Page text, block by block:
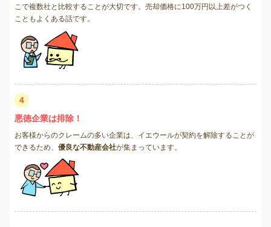
こで複数社と比較することが大切です。売却価格に100万円以上差がつく
こともよくある話です。
4
悪徳企業は排除！
お客様からのクレームの多い企業は、イエウールが契約を解除することが
できるため、 優良な不動産会社が集まっています。